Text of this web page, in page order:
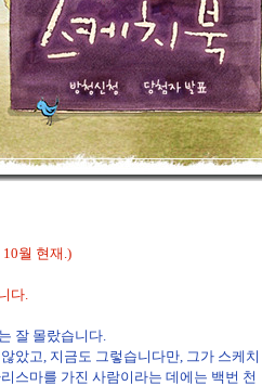
월 현재.)
다.
잘 몰랐습니다.
았고, 지금도 그렇습니다만, 그가 스케치
스마를 가진 사람이라는 데에는 백번 천